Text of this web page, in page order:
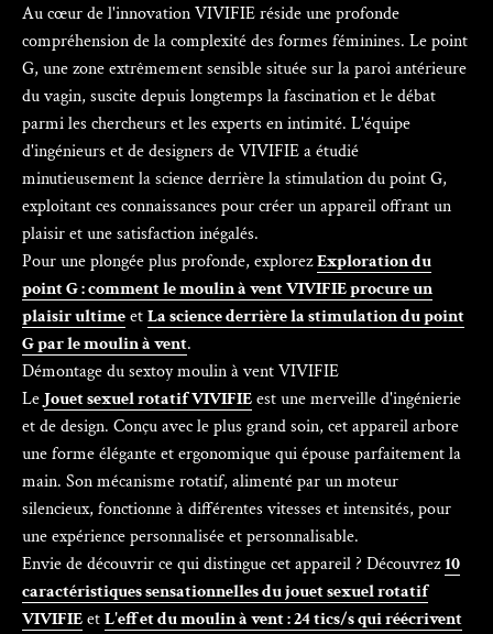
Au cœur de l'innovation VIVIFIE réside une profonde
compréhension de la complexité des formes féminines. Le point
G, une zone extrêmement sensible située sur la paroi antérieure
du vagin, suscite depuis longtemps la fascination et le débat
parmi les chercheurs et les experts en intimité. L'équipe
d'ingénieurs et de designers de VIVIFIE a étudié
minutieusement la science derrière la stimulation du point G,
exploitant ces connaissances pour créer un appareil offrant un
plaisir et une satisfaction inégalés.
Pour une plongée plus profonde, explorezExploration du
point G : comment le moulin à vent VIVIFIE procure un
plaisir ultimeetLa science derrière la stimulation du point
G par le moulin à vent.
Démontage du sextoy moulin à vent VIVIFIE
LeJouet sexuel rotatif VIVIFIEest une merveille d'ingénierie
et de design. Conçu avec le plus grand soin, cet appareil arbore
une forme élégante et ergonomique qui épouse parfaitement la
main. Son mécanisme rotatif, alimenté par un moteur
silencieux, fonctionne à différentes vitesses et intensités, pour
une expérience personnalisée et personnalisable.
Envie de découvrir ce qui distingue cet appareil ? Découvrez10
caractéristiques sensationnelles du jouet sexuel rotatif
VIVIFIEetL'effet du moulin à vent : 24 tics/s qui réécrivent